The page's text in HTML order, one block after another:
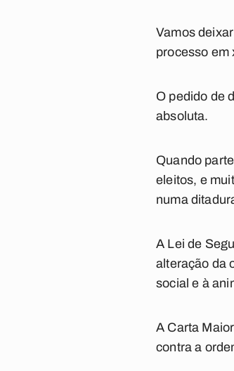
Vamos
processo em
O pedido de
absoluta.
Quando
eleitos, e
numa
A Lei de
alteração da
social e à
A Carta
contra a